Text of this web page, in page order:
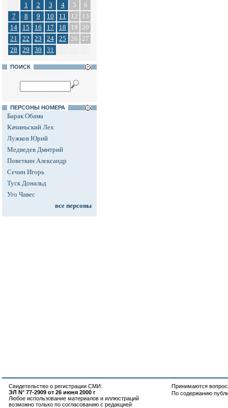
1 2 3 4 5
6
7
8 9 10 11 12
13
14
15 16 17 18 19 20
21
22 23 24 25 26 27
28
29 30 31
ПОИСК
ПЕРСОНЫ НОМЕРА
Барак Обама
Качиньский Лех
Лужков Юрий
Медведев Дмитрий
Поветкин Александр
Сечин Игорь
Туск Дональд
Уго Чавес
все персоны
Свидетельство о регистрации СМИ:
ЭЛ N° 77-2909 от 26 июня 2000 г
Любое использование материалов и иллюстраций
возможно только по согласованию с редакцией
Принимаются
По содержанию